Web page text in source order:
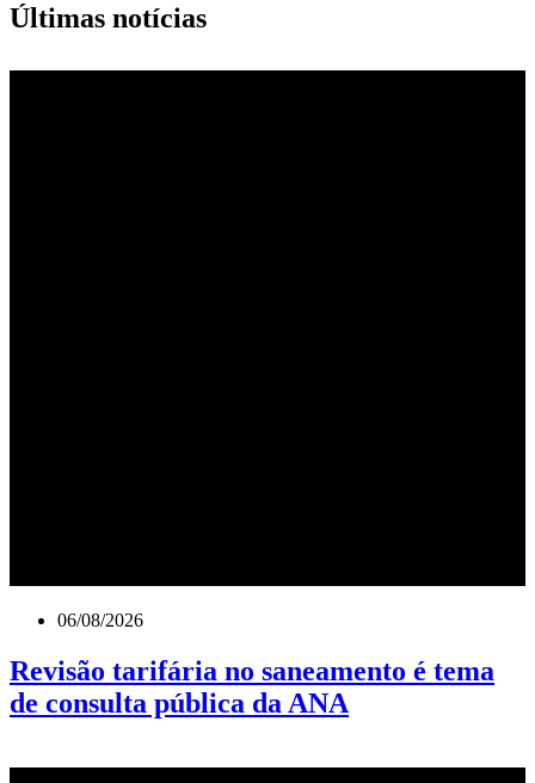
Últimas notícias
06/08/2026
Revisão tarifária no saneamento é tema
de consulta pública da ANA